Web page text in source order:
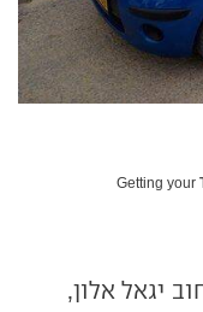
Getting your
יגאל אלון,